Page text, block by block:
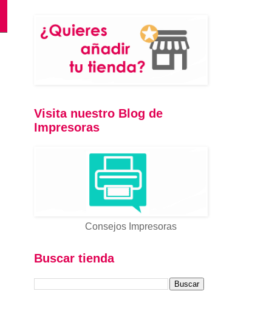
Visita nuestro Blog de
Impresoras
Consejos Impresoras
Buscar tienda